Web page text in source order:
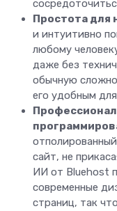
Простота для
и интуитивно
любому
даже без
обычную
его удобным
сайт, не
ИИ от Bluehost
современные
страниц, так